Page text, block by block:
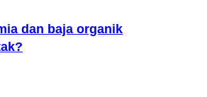
dan baja organik